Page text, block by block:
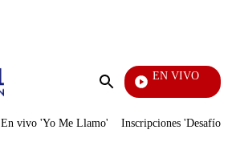
Enviar
EN VIVO
Noticias Caracol
En vivo 'Yo Me Llamo' Inscripciones 'Desafío'